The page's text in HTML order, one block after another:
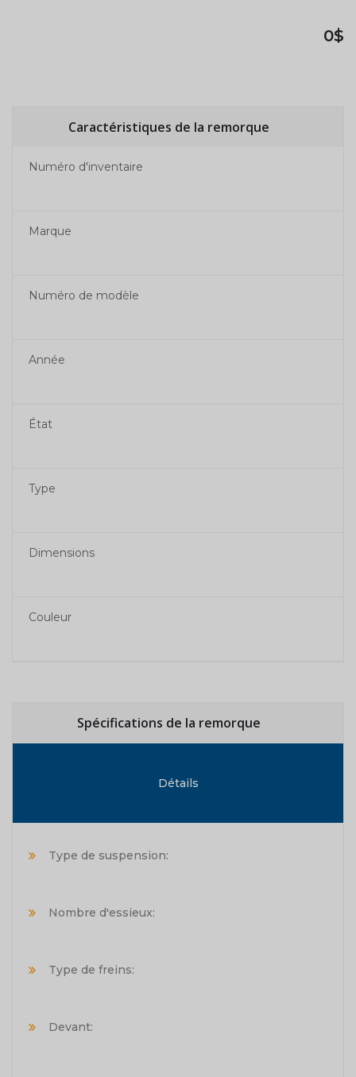
0$
Caractéristiques de la remorque
Numéro d'inventaire
Marque
Numéro de modèle
Année
État
Type
Dimensions
Couleur
Spécifications de la remorque
Détails
Type de suspension:
Nombre d'essieux:
Type de freins:
Devant: